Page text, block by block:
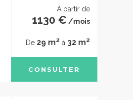
À partir de
1130 € /mois
De 29 m2 à 32 m2
CONSULTER